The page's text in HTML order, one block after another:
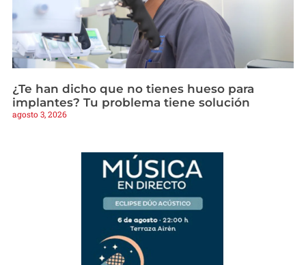
¿Te han dicho que no tienes hueso para
implantes? Tu problema tiene solución
agosto 3, 2026